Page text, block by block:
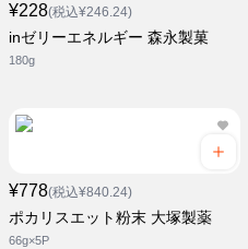
¥228(税込¥246.24)
inゼリーエネルギー 森永製菓
180g
¥778(税込¥840.24)
ポカリスエット粉末 大塚製薬
66g×5P